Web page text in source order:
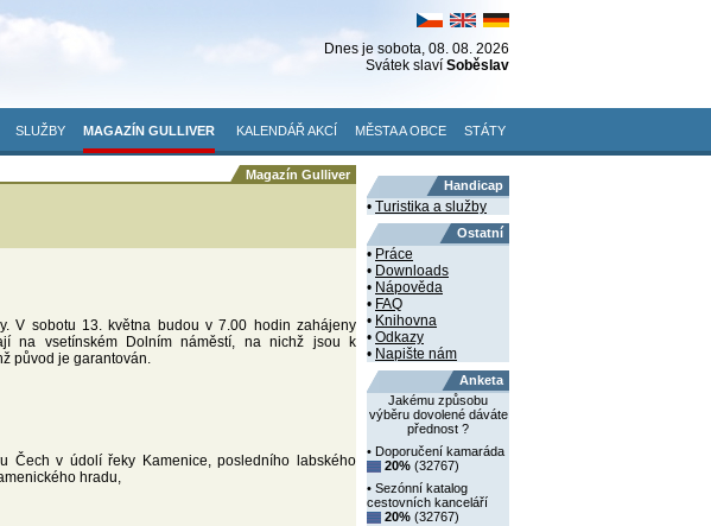
Dnes je sobota, 08. 08. 2026
Svátek slaví Soběslav
SLUŽBY MAGAZÍN GULLIVER KALENDÁŘ AKCÍ MĚSTA A OBCE STÁTY
Magazín Gulliver
V sobotu 13. května budou v 7.00 hodin zahájeny
na vsetínském Dolním náměstí, na nichž jsou k
původ je garantován.
Čech v údolí řeky Kamenice, posledního labského
hradu,
Handicap
• Turistika a služby
Ostatní
• Práce
• Downloads
• Nápověda
• FAQ
• Knihovna
• Odkazy
• Napište nám
Anketa
Jakému způsobu
výběru dovolené dáváte
přednost ?
• Doporučení kamaráda
20% (32767)
• Sezónní katalog
cestovních kanceláří
20% (32767)